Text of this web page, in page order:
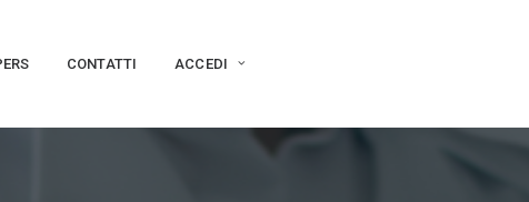
CONTATTI ACCEDI